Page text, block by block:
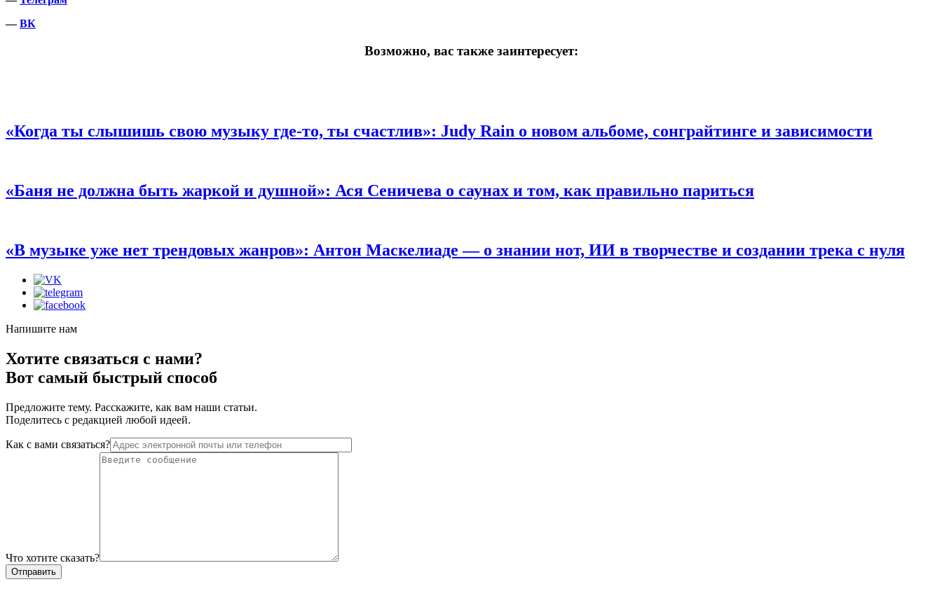
— ВК
Возможно, вас также заинтересует:
«Когда ты слышишь свою музыку где-то, ты счастлив»: Judy Rain о новом альбоме, сонграйтинге и зависимости
«Баня не должна быть жаркой и душной»: Ася Сеничева о саунах и том, как правильно париться
«В музыке уже нет трендовых жанров»: Антон Маскелиаде — о знании нот, ИИ в творчестве и создании трека с нуля
Напишите нам
Хотите связаться с нами?
Вот самый быстрый способ
Предложите тему. Расскажите, как вам наши статьи.
Поделитесь с редакцией любой идеей.
Как с вами связаться?
Что хотите сказать?